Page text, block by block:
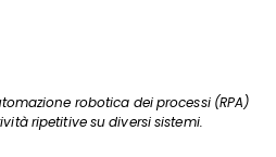
robotica dei processi (RPA)
ripetitive su diversi sistemi.